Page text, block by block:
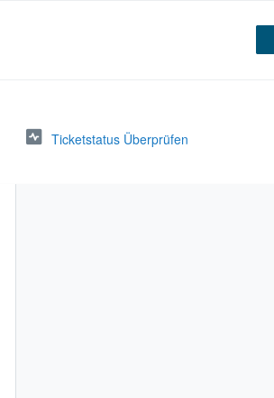
Ticketstatus Überprüfen